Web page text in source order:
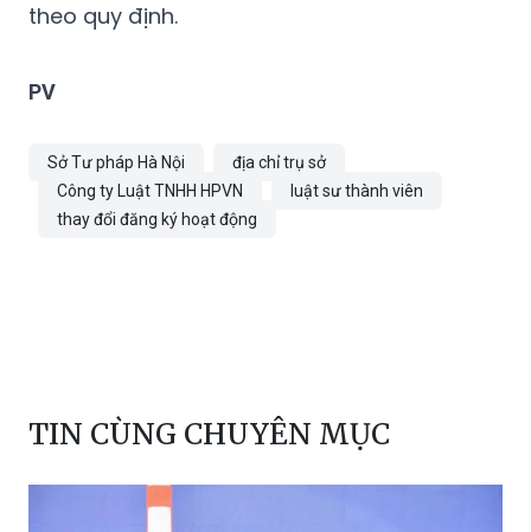
theo quy định.
PV
Sở Tư pháp Hà Nội
địa chỉ trụ sở
Công ty Luật TNHH HPVN
luật sư thành viên
thay đổi đăng ký hoạt động
TIN CÙNG CHUYÊN MỤC